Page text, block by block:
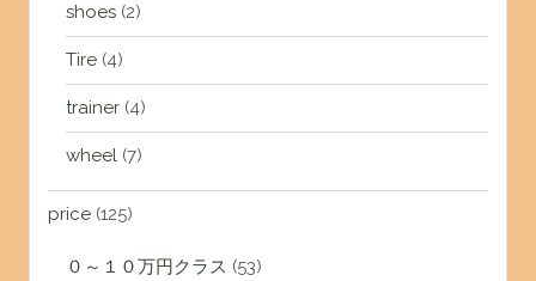
shoes(2)
Tire(4)
trainer(4)
wheel(7)
price(125)
０～１０万円クラス (53)